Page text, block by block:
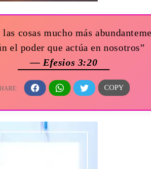
cosas mucho más
el poder que actúa en nosotros”
— Efesios 3:20